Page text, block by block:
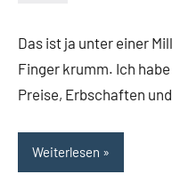
Das ist ja unter einer
Finger krumm. Ich
Preise, Erbschaften
Weiterlesen